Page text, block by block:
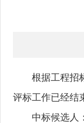
根据工程招
评标工作已经结
中标候选人